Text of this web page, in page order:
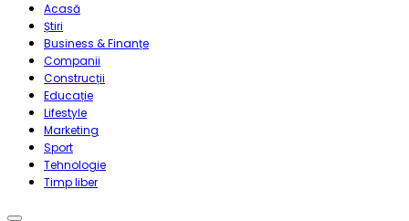
Acasă
Știri
Business & Finanțe
Companii
Construcții
Educație
Lifestyle
Marketing
Sport
Tehnologie
Timp liber